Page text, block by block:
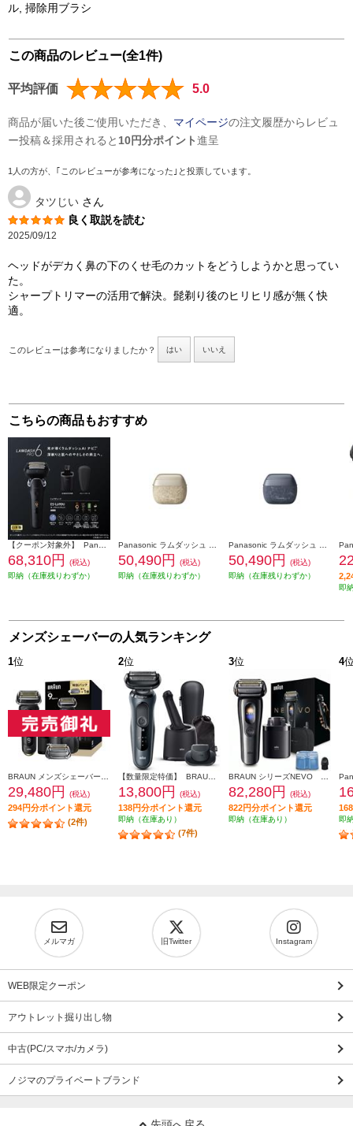
ル, 掃除用ブラシ
この商品のレビュー(全1件)
平均評価 5.0
商品が届いた後ご使用いただき、 マイページの注文履歴からレビュ
ー投稿＆採用されると 10円分ポイント進呈
1人の方が、｢このレビューが参考になった｣と投票しています。
タツじい さん
良く取説を読む
2025/09/12
ヘッドがデカく鼻の下のくせ毛のカットをどうしようかと思ってい
た。
シャープトリマーの活用で解決。髭剃り後のヒリヒリ感が無く快
適。
このレビューは参考になりましたか？ はい いいえ
こちらの商品もおすすめ
68,310円
(税込)
即納（在庫残りわずか）
50,490円
(税込)
即納（在庫残りわずか）
50,490円
(税込)
即納（在庫残りわずか）
即
メンズシェーバーの人気ランキング
1位
29,480円 (税込)
294円分ポイント還元
(2件)
2位
13,800円 (税込)
138円分ポイント還元
即納（在庫あり）
(7件)
3位
82,280円 (税込)
822円分ポイント還元
即納（在庫あり）
4
即
メルマガ 旧Twitter Instagram
WEB限定クーポン
アウトレット掘り出し物
中古(PC/スマホ/カメラ)
ノジマのプライベートブランド